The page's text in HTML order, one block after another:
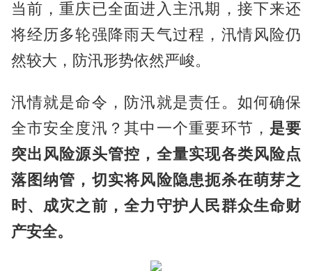
当前，重庆已全面进入主汛期，接下来还
将经历多轮强降雨天气过程，汛情风险仍
然较大，防汛形势依然严峻。
汛情就是命令，防汛就是责任。如何确保
全市安全度汛？其中一个重要环节， 是要
突出风险源头管控，全量实现各类风险点
落图纳管，切实将风险隐患扼杀在萌芽之
时、成灾之前，全力守护人民群众生命财
产安全。